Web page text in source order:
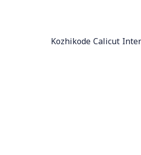
Kozhikode Calicut